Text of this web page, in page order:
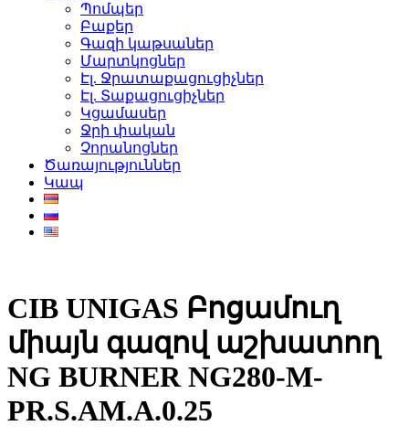
Պոմպեր
Բաքեր
Գազի կաթսաներ
Մարտկոցներ
Էլ. Ջրատաքացուցիչներ
Էլ. Տաքացուցիչներ
Կցամասեր
Ջրի փական
Չորանոցներ
Ծառայություններ
Կապ
CIB UNIGAS Բոցամուղ
միայն գազով աշխատող
NG BURNER NG280-M-
PR.S.AM.A.0.25